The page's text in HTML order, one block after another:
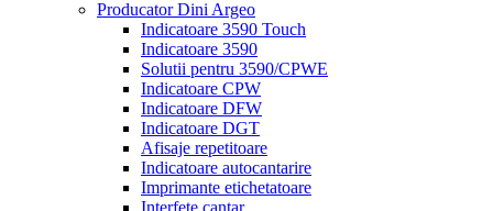
Producator Dini Argeo
Indicatoare 3590 Touch
Indicatoare 3590
Solutii pentru 3590/CPWE
Indicatoare CPW
Indicatoare DFW
Indicatoare DGT
Afisaje repetitoare
Indicatoare autocantarire
Imprimante etichetatoare
Interfete cantar